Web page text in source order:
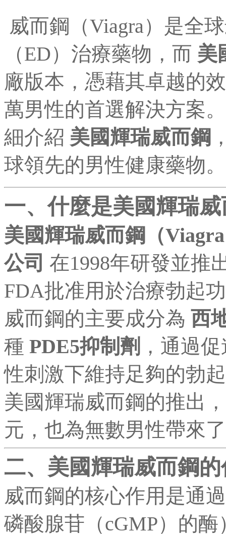
威而鋼（Viagra）是全
（ED）治療藥物，而 美
廠版本，憑藉其卓越的
萬男性的首選解決方案
細介紹 美國輝瑞威而鋼
球領先的男性健康藥物。
一、什麼是美國輝瑞
美國輝瑞威而鋼（
公司 在1998年研發並推
FDA批准用於治療勃起
威而鋼的主要成分為 西
種 PDE5抑制劑 ，通過
性刺激下維持足夠的勃
美國輝瑞威而鋼的推出
元，也為無數男性帶來
二、美國輝瑞威而鋼
威而鋼的核心作用是通
磷酸腺苷（cGMP）的